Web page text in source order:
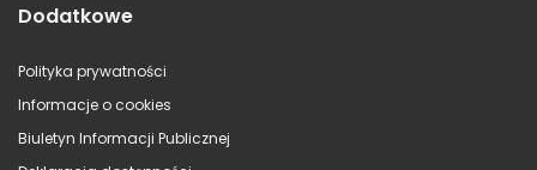
Dodatkowe
Polityka prywatności
Informacje o cookies
Biuletyn Informacji Publicznej